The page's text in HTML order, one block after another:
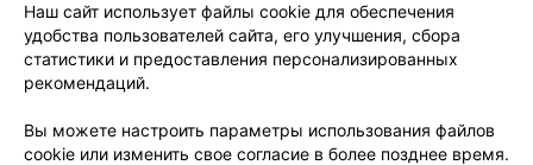
Вакансии
Партнеры
Написать руководителю 103.by
Обработка персональных данных
Наш сайт использует файлы cookie для обеспечения
удобства пользователей сайта, его улучшения, сбора
статистики и предоставления персонализированных
рекомендаций.
Вы можете настроить параметры использования файлов
cookie или изменить свое согласие в более позднее время.